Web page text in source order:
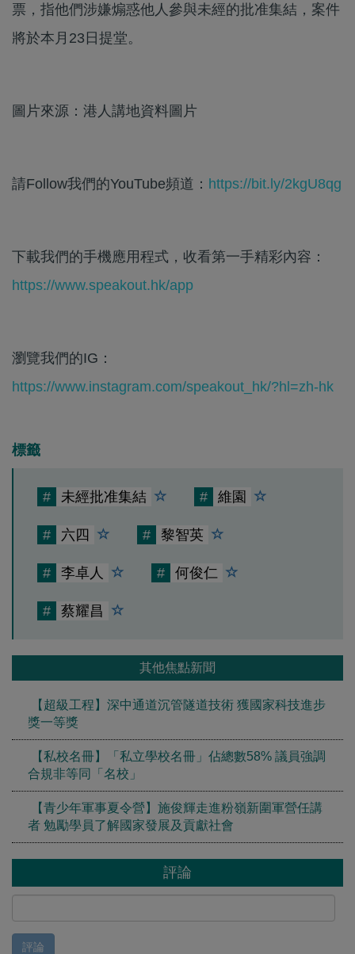
票，指他們涉嫌煽惑他人參與未經的批准集結，案件
將於本月23日提堂。
圖片來源：港人講地資料圖片
請Follow我們的YouTube頻道： https://bit.ly/2kgU8qg
下載我們的手機應用程式，收看第一手精彩內容：
https://www.speakout.hk/app
瀏覽我們的IG：
https://www.instagram.com/speakout_hk/?hl=zh-hk
標籤
# 未經批准集結 # 維園
# 六四 # 黎智英
# 李卓人 # 何俊仁
# 蔡耀昌
其他焦點新聞
【超級工程】深中通道沉管隧道技術 獲國家科技進步
獎一等獎
【私校名冊】「私立學校名冊」佔總數58% 議員強調
合規非等同「名校」
【青少年軍事夏令營】施俊輝走進粉嶺新圍軍營任講
者 勉勵學員了解國家發展及貢獻社會
評論
評論